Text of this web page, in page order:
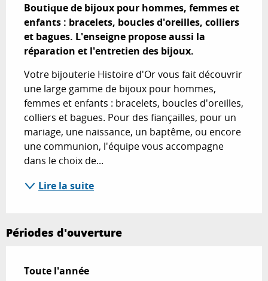
Boutique de bijoux pour hommes, femmes et
enfants : bracelets, boucles d'oreilles, colliers
et bagues. L'enseigne propose aussi la
réparation et l'entretien des bijoux.
Votre bijouterie Histoire d'Or vous fait découvrir
une large gamme de bijoux pour hommes,
femmes et enfants : bracelets, boucles d'oreilles,
colliers et bagues. Pour des fiançailles, pour un
mariage, une naissance, un baptême, ou encore
une communion, l'équipe vous accompagne
dans le choix de...
Lire la suite
Périodes d'ouverture
Toute l'année
Toute l'année